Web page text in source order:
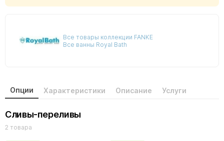
Все товары коллекции FANKE
Все ванны Royal Bath
Опции Характеристики Описание Услуги
Сливы-переливы
2 товара